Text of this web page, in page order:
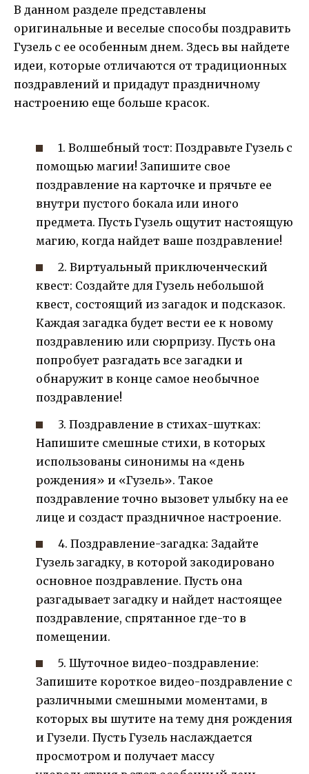
В данном разделе представлены
оригинальные и веселые способы поздравить
Гузель с ее особенным днем. Здесь вы найдете
идеи, которые отличаются от традиционных
поздравлений и придадут праздничному
настроению еще больше красок.
1. Волшебный тост: Поздравьте Гузель с
помощью магии! Запишите свое
поздравление на карточке и прячьте ее
внутри пустого бокала или иного
предмета. Пусть Гузель ощутит настоящую
магию, когда найдет ваше поздравление!
2. Виртуальный приключенческий
квест: Создайте для Гузель небольшой
квест, состоящий из загадок и подсказок.
Каждая загадка будет вести ее к новому
поздравлению или сюрпризу. Пусть она
попробует разгадать все загадки и
обнаружит в конце самое необычное
поздравление!
3. Поздравление в стихах-шутках:
Напишите смешные стихи, в которых
использованы синонимы на «день
рождения» и «Гузель». Такое
поздравление точно вызовет улыбку на ее
лице и создаст праздничное настроение.
4. Поздравление-загадка: Задайте
Гузель загадку, в которой закодировано
основное поздравление. Пусть она
разгадывает загадку и найдет настоящее
поздравление, спрятанное где-то в
помещении.
5. Шуточное видео-поздравление:
Запишите короткое видео-поздравление с
различными смешными моментами, в
которых вы шутите на тему дня рождения
и Гузели. Пусть Гузель наслаждается
просмотром и получает массу